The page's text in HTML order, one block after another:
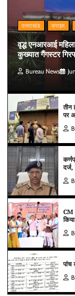
उत्तराखंड क्राइम
वृद्ध एनआरआई
कुख्यात गैंगस्टर
Bureau News
तीन
पर
दर्ज,
CM
पांच